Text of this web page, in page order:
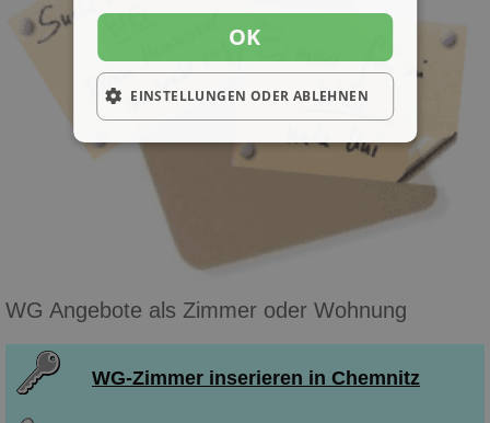
WG Angebote als Zimmer oder Wohnung
WG-Zimmer inserieren in Chemnitz
OK
EINSTELLUNGEN ODER ABLEHNEN